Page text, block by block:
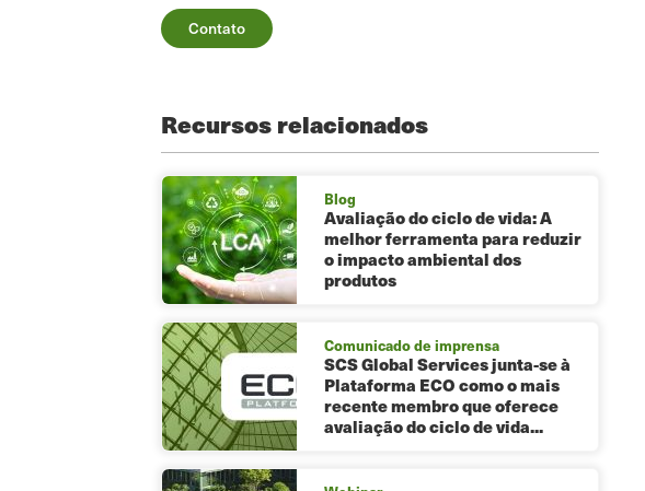
Contato
Recursos relacionados
Blog
Avaliação do ciclo de vida: A
melhor ferramenta para reduzir
o impacto ambiental dos
produtos
Comunicado de imprensa
SCS Global Services junta-se à
Plataforma ECO como o mais
recente membro que oferece
avaliação do ciclo de vida...